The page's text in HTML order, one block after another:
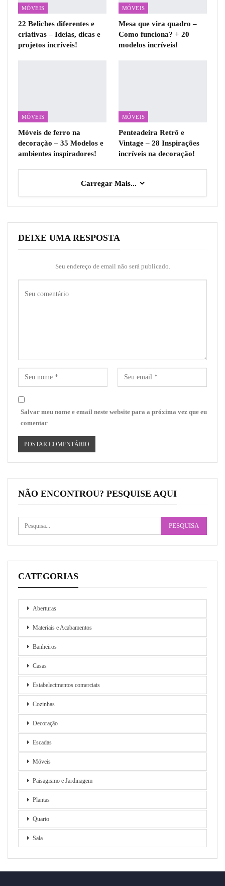
MÓVEIS
22 Beliches diferentes e
criativas – Ideias, dicas e
projetos incríveis!
MÓVEIS
Mesa que vira quadro –
Como funciona? + 20
modelos incríveis!
MÓVEIS
Móveis de ferro na
decoração – 35 Modelos e
ambientes inspiradores!
MÓVEIS
Penteadeira Retrô e
Vintage – 28 Inspirações
incríveis na decoração!
Carregar Mais...
DEIXE UMA RESPOSTA
Seu endereço de email não será publicado.
Salvar meu nome e email neste website para a próxima vez que eu
comentar
NÃO ENCONTROU? PESQUISE AQUI
CATEGORIAS
Aberturas
Materiais e Acabamentos
Banheiros
Casas
Estabelecimentos comerciais
Cozinhas
Decoração
Escadas
Móveis
Paisagismo e Jardinagem
Plantas
Quarto
Sala